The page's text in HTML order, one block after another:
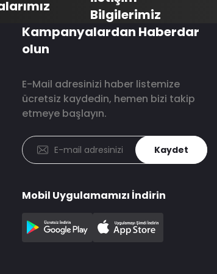
Bilgilerimiz
Kampanyalardan Haberdar
olun
E-Mail adresinizi haber listemize
ücretsiz kaydedin, hemen bizi takip
etmeye başlayın.
Kaydet
Mobil Uygulamamızı İndirin